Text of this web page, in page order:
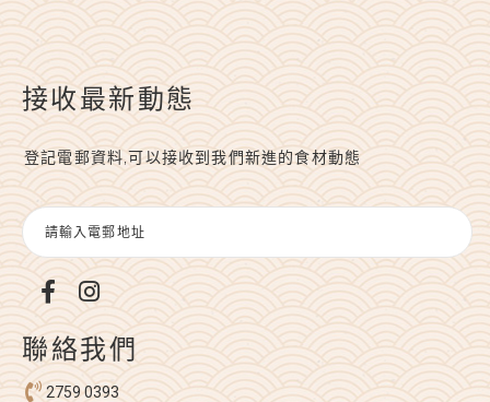
接收最新動態
登記電郵資料,可以接收到我們新進的食材動態
聯絡我們
2759 0393